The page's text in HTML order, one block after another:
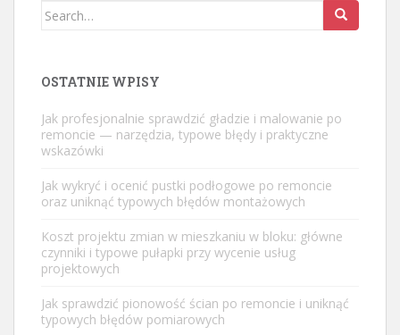
Search
OSTATNIE WPISY
Jak profesjonalnie sprawdzić gładzie i malowanie po
remoncie — narzędzia, typowe błędy i praktyczne
wskazówki
Jak wykryć i ocenić pustki podłogowe po remoncie
oraz uniknąć typowych błędów montażowych
Koszt projektu zmian w mieszkaniu w bloku: główne
czynniki i typowe pułapki przy wycenie usług
projektowych
Jak sprawdzić pionowość ścian po remoncie i uniknąć
typowych błędów pomiarowych